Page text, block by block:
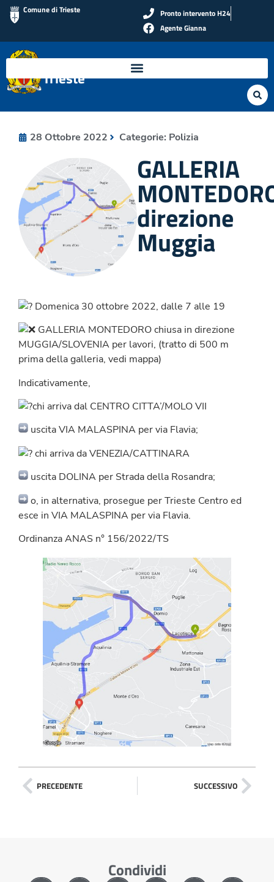
Comune di Trieste
Pronto intervento H24
Agente Gianna
Polizia Locale di
Trieste
28 Ottobre 2022 Categorie: Polizia
GALLERIA
direzione
Muggia
Domenica 30 ottobre 2022, dalle 7 alle 19
GALLERIA MONTEDORO chiusa in direzione
MUGGIA/SLOVENIA per lavori, (tratto di 500 m
prima della galleria, vedi mappa)
Indicativamente,
chi arriva dal CENTRO CITTA’/MOLO VII
uscita VIA MALASPINA per via Flavia;
chi arriva da VENEZIA/CATTINARA
uscita DOLINA per Strada della Rosandra;
o, in alternativa, prosegue per Trieste Centro ed
esce in VIA MALASPINA per via Flavia.
Ordinanza ANAS n° 156/2022/TS
PRECEDENTE SUCCESSIVO
Condividi